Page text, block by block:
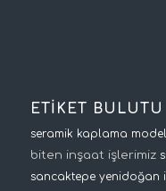
ETİKET BULUTU
seramik kaplama
biten inşaat işlerimiz
sancaktepe yenidoğan